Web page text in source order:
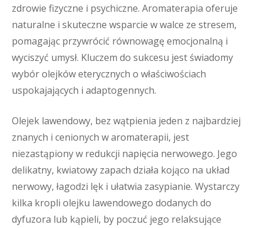
zdrowie fizyczne i psychiczne. Aromaterapia oferuje
naturalne i skuteczne wsparcie w walce ze stresem,
pomagając przywrócić równowagę emocjonalną i
wyciszyć umysł. Kluczem do sukcesu jest świadomy
wybór olejków eterycznych o właściwościach
uspokajających i adaptogennych.
Olejek lawendowy, bez wątpienia jeden z najbardziej
znanych i cenionych w aromaterapii, jest
niezastąpiony w redukcji napięcia nerwowego. Jego
delikatny, kwiatowy zapach działa kojąco na układ
nerwowy, łagodzi lęk i ułatwia zasypianie. Wystarczy
kilka kropli olejku lawendowego dodanych do
dyfuzora lub kąpieli, by poczuć jego relaksujące